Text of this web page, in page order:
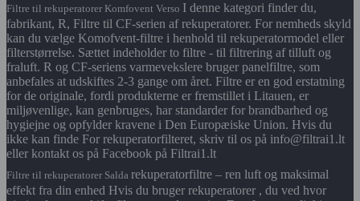
Filtre til rekuperatorer Komfovent Verso I denne kategori finder du,
fabrikant, R, Filtre til CF-serien af rekuperatorer. For nemheds skyld
kan du vælge Komofvent-filtre i henhold til rekuperatormodel eller
filterstørrelse. Sættet indeholder to filtre - til filtrering af tilluft og
fraluft. R og CF-seriens varmevekslere bruger panelfiltre, som
anbefales at udskiftes 2-3 gange om året. Filtre er en god erstatning
for de originale, fordi produkterne er fremstillet i Litauen, er
miljøvenlige, kan genbruges, har standarder for brandbarhed og
hygiejne og opfylder kravene i Den Europæiske Union. Hvis du
ikke kan finde For rekuperatorfilteret, skriv til os på info@filtrai1.lt
eller kontakt os på Facebook på Filtrai1.lt
Filtre til rekuperatorer Salda rekuperatorfiltre – ren luft og maksimal
effekt fra din enhed Hvis du bruger rekuperatorer , du ved hvor